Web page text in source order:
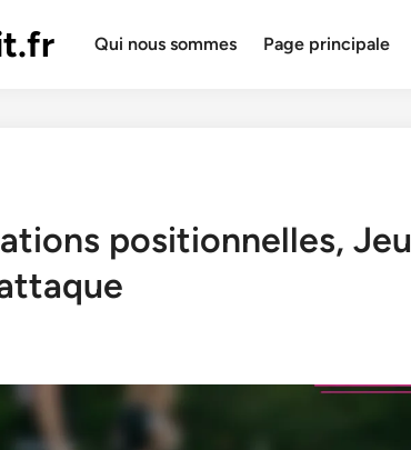
Qui nous sommes Page principale
positionnelles, Jeu